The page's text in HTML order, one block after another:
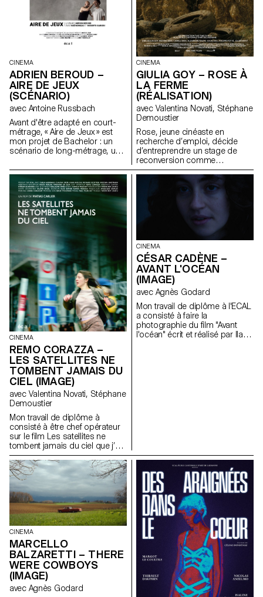
CINEMA
ADRIEN BEROUD –
AIRE DE JEUX
(SCÉNARIO)
avec Antoine Russbach
Avant d'être adapté en court-
métrage, « Aire de Jeux » est
mon projet de Bachelor : un
scénario de long-métrage, une
monde du théâtre
contemporain.
CINEMA
GIULIA GOY – ROSE À
LA FERME
(RÉALISATION)
avec Valentina Novati, Stéphane
Demoustier
Rose, jeune cinéaste en
recherche d’emploi, décide
d’entreprendre un stage de
reconversion comme
agricultrice. Un récit initiatique
qui questionne notre relation à
la terre, à l’art, au rôle du
cinéaste en tant qu’observateur
de notre monde.
CINEMA
REMO CORAZZA –
LES SATELLITES NE
TOMBENT JAMAIS DU
CIEL (IMAGE)
avec Valentina Novati, Stéphane
Demoustier
Mon travail de diplôme à
consisté à être chef opérateur
sur le film Les satellites ne
tombent jamais du ciel que j’ai
co-réalisé avec Matias Carlier,
alumni de l’Ecal en cinéma
promotion 2022.
CINEMA
CÉSAR CADÈNE –
AVANT L'OCÉAN
(IMAGE)
avec Agnès Godard
Mon travail de diplôme à l'ECAL
a consisté à faire la
photographie du film "Avant
l'océan" écrit et réalisé par Ilan
CINEMA
MARCELLO
BALZARETTI – THERE
WERE COWBOYS
(IMAGE)
avec Agnès Godard